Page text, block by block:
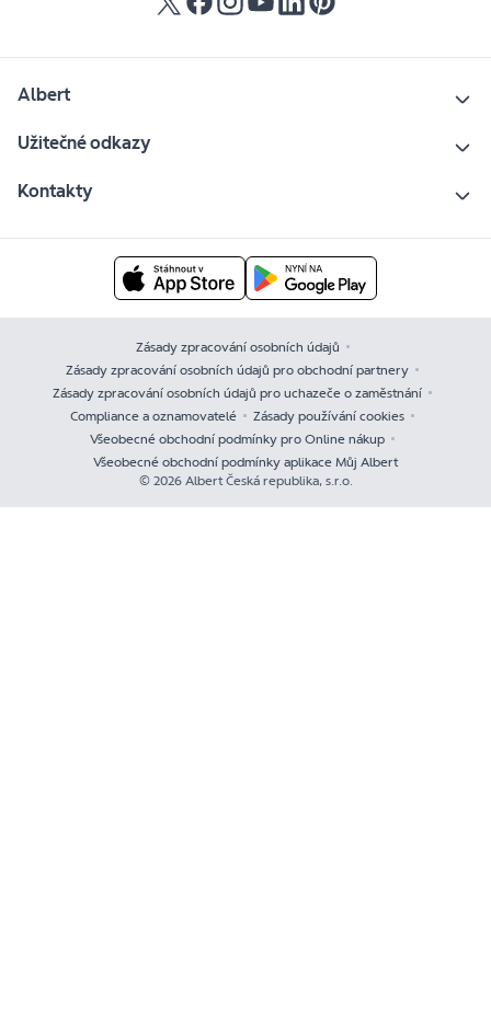
Albert
Užitečné odkazy
Kontakty
Zásady zpracování osobních údajů
Zásady zpracování osobních údajů pro obchodní partnery
Zásady zpracování osobních údajů pro uchazeče o zaměstnání
Compliance a oznamovatelé
Zásady používání cookies
Všeobecné obchodní podmínky pro Online nákup
Všeobecné obchodní podmínky aplikace Můj Albert
© 2026 Albert Česká republika, s.r.o.